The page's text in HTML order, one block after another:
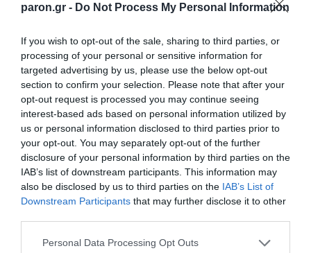
paron.gr - Do Not Process My Personal Information
If you wish to opt-out of the sale, sharing to third parties, or
processing of your personal or sensitive information for
targeted advertising by us, please use the below opt-out
section to confirm your selection. Please note that after your
opt-out request is processed you may continue seeing
interest-based ads based on personal information utilized by
us or personal information disclosed to third parties prior to
your opt-out. You may separately opt-out of the further
disclosure of your personal information by third parties on the
IAB’s list of downstream participants. This information may
also be disclosed by us to third parties on the IAB’s List of
Downstream Participants that may further disclose it to other
Please note that this website/app uses one or more Google
Personal Data Processing Opt Outs